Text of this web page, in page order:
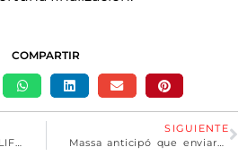
COMPARTIR
De Santa Fe al país: el LIF comenzó producción industrial de mifepristona para abortos seguros
SIGUIENTE
Massa anticipó que enviará un proyecto de ley para crear «una moneda digital argentina»